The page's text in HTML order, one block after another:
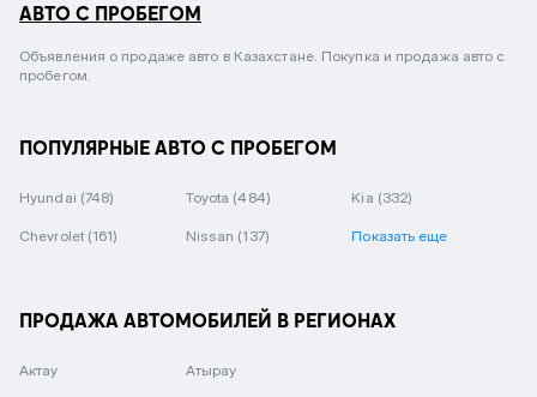
АВТО С ПРОБЕГОМ
Объявления о продаже авто в Казахстане. Покупка и продажа авто с
пробегом.
ПОПУЛЯРНЫЕ АВТО С ПРОБЕГОМ
Hyundai (748) Toyota (484) Kia (332)
Chevrolet (161) Nissan (137) Показать еще
ПРОДАЖА АВТОМОБИЛЕЙ В РЕГИОНАХ
Актау Атырау